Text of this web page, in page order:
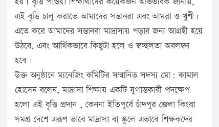
এই বৃত্তি চালু করাতে আমাদের সন্তানরা এবং আমরা ও খুশী।
এতে করে আমাদের সন্তানরা মাদ্রাসায় পড়ার জন্য আগ্রহী হয়ে
উঠবে, এবং আর্থিকভাবে কিছুটা হলে ও স্বচ্ছলতা অবলম্বন
হবে।
উক্ত অনুষ্ঠানে ম্যনেজিং কমিটির সম্মানিত সদস্য মো: কামাল
হোসেন বলেন, মাদ্রাসা শিক্ষায় একটি যুগান্তকারী পদক্ষেপ
হলো এই বৃত্তি প্রদান , কেননা ইতিপূর্বে চাঁদপুর জেলা কিংবা
সমগ্র দেশে এরূপ ভাবে মাদ্রাসা বা স্কুলে এভাবে শিক্ষকদের